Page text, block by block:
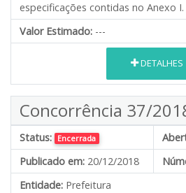
especificações contidas no Anexo I.
Valor Estimado: ---
DETALHES
Concorrência 37/
Status: Encerrada
Publicado em: 20/12/2018
Entidade: Prefeitura